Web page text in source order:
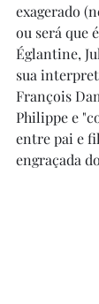
exagerado
ou será que
Églantine,
sua
François
Philippe e
entre pai e
engraçada